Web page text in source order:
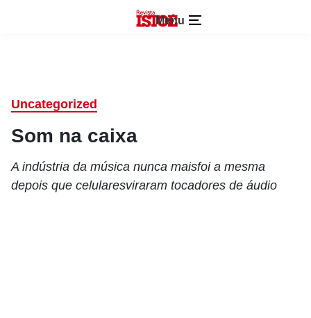
Menu
Uncategorized
Som na caixa
A indústria da música nunca maisfoi a mesma
depois que celularesviraram tocadores de áudio